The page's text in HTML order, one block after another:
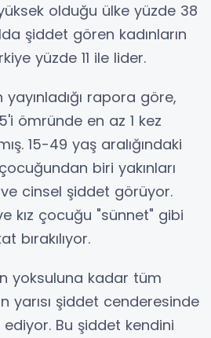
olduğu ülke yüzde 38
şiddet gören kadınların
yüzde 11 ile lider.
rapora göre,
ömründe en az 1 kez
15-49 yaş aralığındaki
biri yakınları
cinsel şiddet görüyor.
kız çocuğu "sünnet" gibi
bırakılıyor.
yoksuluna kadar tüm
yarısı şiddet cenderesinde
Bu şiddet kendini